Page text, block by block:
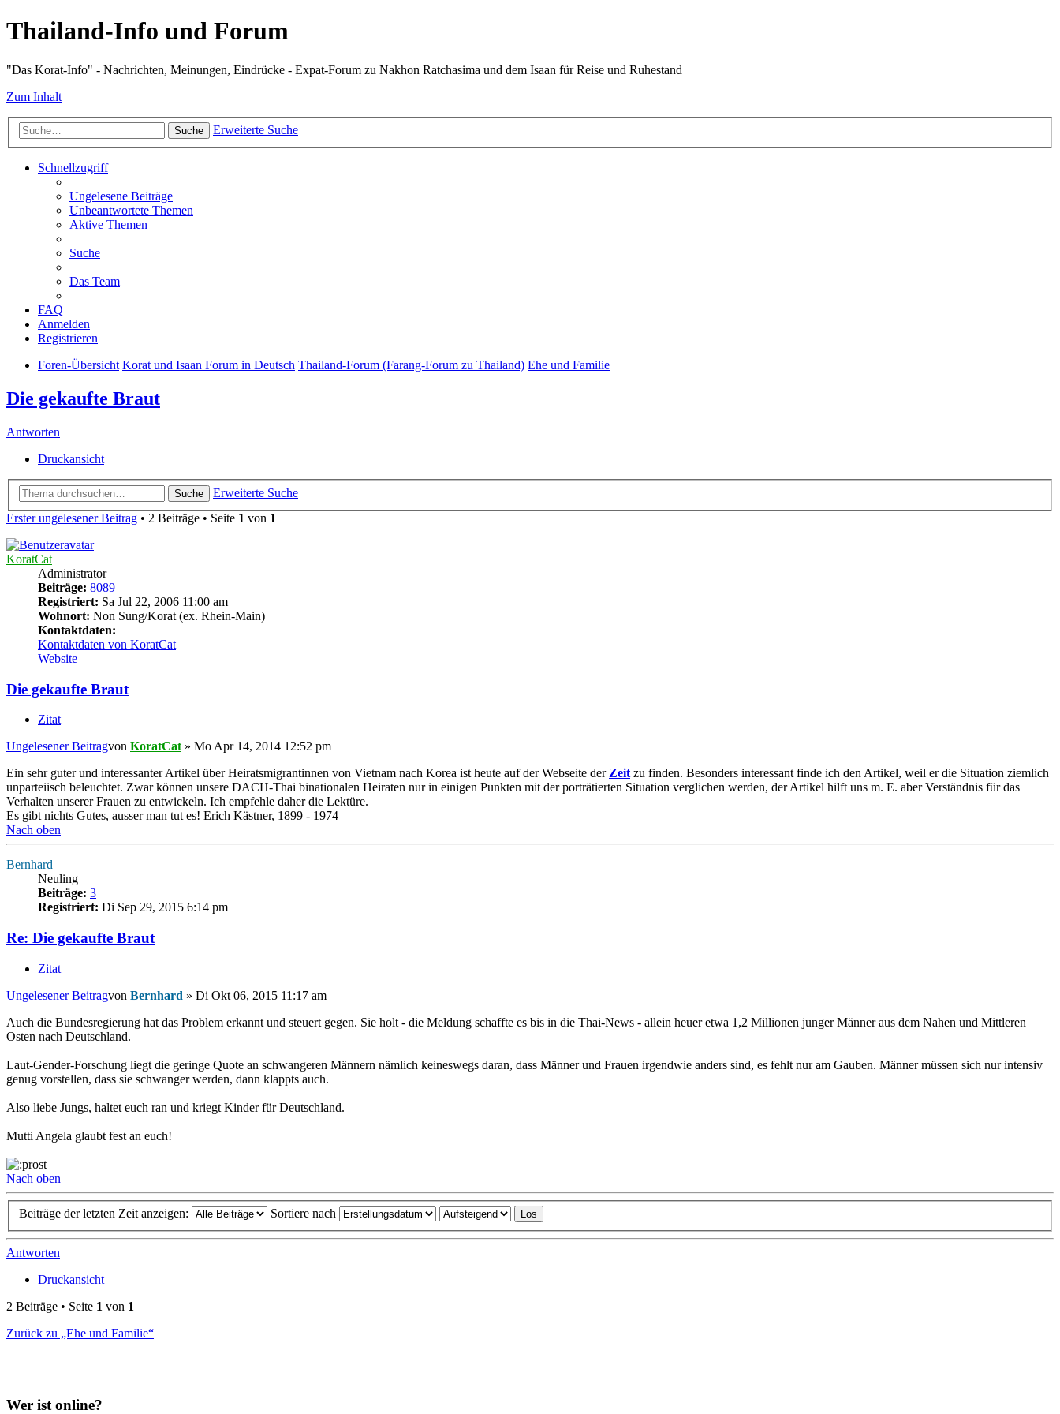
Thailand-Info und Forum
"Das Korat-Info" - Nachrichten, Meinungen, Eindrücke - Expat-Forum zu Nakhon Ratchasima und dem Isaan für Reise und Ruhestand
Zum Inhalt
Suche Erweiterte Suche
Schnellzugriff
Ungelesene Beiträge
Unbeantwortete Themen
Aktive Themen
Suche
Das Team
FAQ
Anmelden
Registrieren
Foren-Übersicht Korat und Isaan Forum in Deutsch Thailand-Forum (Farang-Forum zu Thailand) Ehe und Familie
Die gekaufte Braut
Antworten
Druckansicht
Suche
Erweiterte Suche
Erster ungelesener Beitrag • 2 Beiträge • Seite 1 von 1
KoratCat
Administrator
Beiträge: 8089
Registriert: Sa Jul 22, 2006 11:00 am
Wohnort: Non Sung/Korat (ex. Rhein-Main)
Kontaktdaten:
Kontaktdaten von KoratCat
Website
Die gekaufte Braut
Zitat
Ungelesener Beitragvon KoratCat » Mo Apr 14, 2014 12:52 pm
Ein sehr guter und interessanter Artikel über Heiratsmigrantinnen von Vietnam nach Korea ist heute auf der Webseite der Zeit zu finden. Besonders interessant finde ich den Artikel, weil er die Situation ziemlich
unparteiisch beleuchtet. Zwar können unsere DACH-Thai binationalen Heiraten nur in einigen Punkten mit der porträtierten Situation verglichen werden, der Artikel hilft uns m. E. aber Verständnis für das
Verhalten unserer Frauen zu entwickeln. Ich empfehle daher die Lektüre.
Es gibt nichts Gutes, ausser man tut es! Erich Kästner, 1899 - 1974
Nach oben
Bernhard
Neuling
Beiträge: 3
Registriert: Di Sep 29, 2015 6:14 pm
Re: Die gekaufte Braut
Zitat
Ungelesener Beitragvon Bernhard » Di Okt 06, 2015 11:17 am
Auch die Bundesregierung hat das Problem erkannt und steuert gegen. Sie holt - die Meldung schaffte es bis in die Thai-News - allein heuer etwa 1,2 Millionen junger Männer aus dem Nahen und Mittleren
Osten nach Deutschland.
Laut-Gender-Forschung liegt die geringe Quote an schwangeren Männern nämlich keineswegs daran, dass Männer und Frauen irgendwie anders sind, es fehlt nur am Gauben. Männer müssen sich nur intensiv
genug vorstellen, dass sie schwanger werden, dann klappts auch.
Also liebe Jungs, haltet euch ran und kriegt Kinder für Deutschland.
Mutti Angela glaubt fest an euch!
Nach oben
Beiträge der letzten Zeit anzeigen: Sortiere nach
Antworten
Druckansicht
2 Beiträge • Seite 1 von 1
Zurück zu „Ehe und Familie“
Wer ist online?